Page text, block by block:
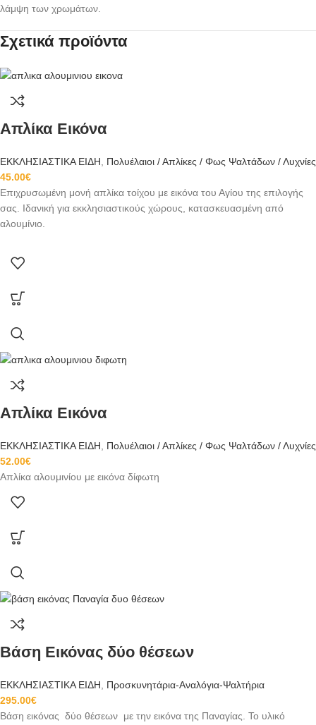
λάμψη των χρωμάτων.
Σχετικά προϊόντα
Απλίκα Εικόνα
ΕΚΚΛΗΣΙΑΣΤΙΚΑ ΕΙΔΗ
Πολυέλαιοι / Απλίκες / Φως Ψαλτάδων / Λυχνίες
45.00€
Επιχρυσωμένη μονή απλίκα τοίχου με εικόνα του Αγίου της επιλογής
σας. Ιδανική για εκκλησιαστικούς χώρους, κατασκευασμένη από
αλουμίνιο.
Απλίκα Εικόνα
ΕΚΚΛΗΣΙΑΣΤΙΚΑ ΕΙΔΗ
Πολυέλαιοι / Απλίκες / Φως Ψαλτάδων / Λυχνίες
52.00€
Απλίκα αλουμινίου με εικόνα δίφωτη
Βάση Εικόνας δύο θέσεων
ΕΚΚΛΗΣΙΑΣΤΙΚΑ ΕΙΔΗ
Προσκυνητάρια-Αναλόγια-Ψαλτήρια
295.00€
Βάση εικόνας δύο θέσεων με την εικόνα της Παναγίας. Το υλικό